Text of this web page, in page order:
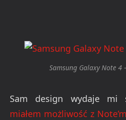
Samsung Galaxy Note 4
Sam design wydaje mi
miałem możliwość z